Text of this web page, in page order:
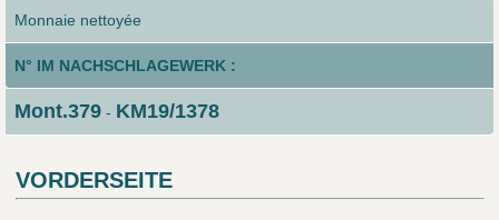
Monnaie nettoyée
N° IM NACHSCHLAGEWERK :
Mont.379- KM19/1378
VORDERSEITE